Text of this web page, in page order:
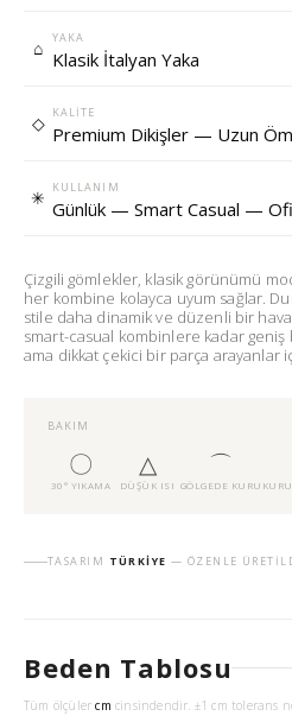
⌂ YAKA
Klasik İtalyan Yaka
◇ KALITE
Premium Dikişler — Uzun
✳ KULLANIM
Günlük — Smart Casual —
Çizgili gömlekler, klasik görünümü
her kombine kolayca uyum sağlar.
stile daha dinamik ve düzenli bir
smart-casual kombinlere kadar geniş
ama dikkat çekici bir parça arayanlar
BAKIM
〇
30° YIKAMA
△
DÜŞÜK ISI
⌒
GÖLGEDE KURU
TASARIM TÜRKIYE — ÖZENLE
Beden Tablosu
Tüm ölçülercm cinsindendir. ±1 cm tolerans